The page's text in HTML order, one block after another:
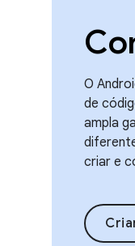
O
de
ampla
criar e